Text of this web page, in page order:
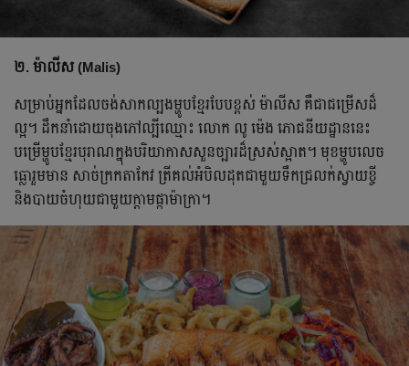
២. ម៉ាលីស (Malis)
សម្រាប់អ្នកដែលចង់សាកល្បងម្ហូបខ្មែរបែបខ្ពស់ ម៉ាលីស គឺជាជម្រើសដ៏
ល្អ។ ដឹកនាំដោយចុងភៅល្បីឈ្មោះ លោក លូ ម៉េង ភោជនីយដ្ឋាននេះ
បម្រើម្ហូបខ្មែរបុរាណក្នុងបរិយាកាសសួនច្បារដ៏ស្រស់ស្អាត។ មុខម្ហូបលេច
ធ្លោរួមមាន សាច់ក្រកតាកែវ ត្រីគល់អំបិលដុតជាមួយទឹកជ្រលក់ស្វាយខ្ចី
និងបាយចំហុយជាមួយក្តាមផ្កាម៉ាក្រា។